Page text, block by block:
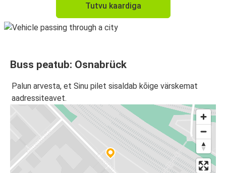
Tutvu kaardiga
Buss peatub: Osnabrück
Palun arvesta, et Sinu pilet sisaldab kõige värskemat
aadressiteavet.